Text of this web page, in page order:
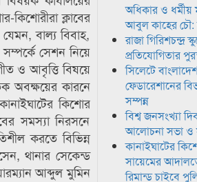
কিশোরীরা ক্লাবের
বাল্য বিবাহ,
সেশন নিয়ে
ও আবৃত্তি বিষয়ে
অবক্ষয়ের কারনে
কিশোর
সমস্যা নিরসনে
করতে বিভিন্ন
থানার সেকেন্ড
আব্দুল মুমিন
অধিকার ও ধর্মীয়
আবুল কাহের চৌ:
রাজা গিরিশচন্দ্র
প্রতিযোগিতার
সিলেটে
ফেডারেশানের
সম্পন্ন
বিশ্ব জনসংখ্যা
আলোচনা সভা ও
কানাইঘাটের
সায়েমের
রিমান্ড চাইবে